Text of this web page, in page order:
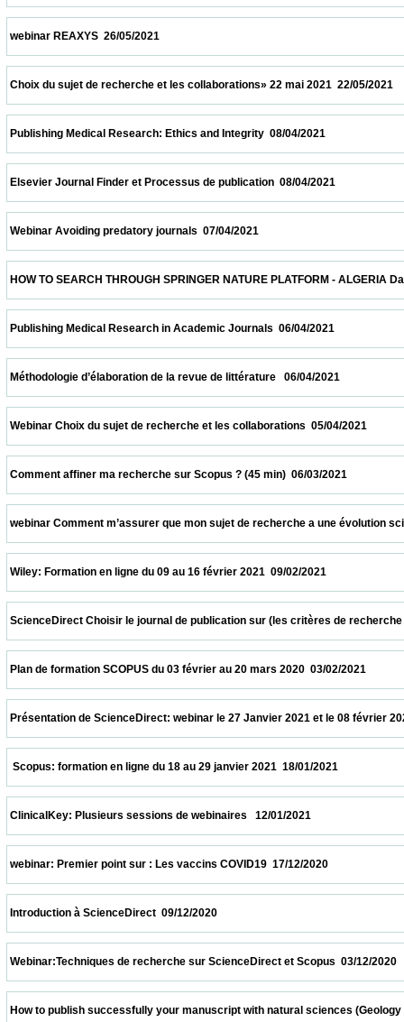
webinar REAXYS  26/05/2021
Choix du sujet de recherche et les collaborations» 22 mai 2021
Publishing Medical Research: Ethics and Integrity  08/04/2021
Elsevier Journal Finder et Processus de publication  08/04/
Webinar Avoiding predatory journals  07/04/2021
HOW TO SEARCH THROUGH SPRINGER NATURE PLATFORM -
Publishing Medical Research in Academic Journals  06/04/
Méthodologie d’élaboration de la revue de littérature   06/04/
Webinar Choix du sujet de recherche et les collaborations  05/
Comment affiner ma recherche sur Scopus ? (45 min)  06/03/
webinar Comment m’assurer que mon sujet de recherche a une
Wiley: Formation en ligne du 09 au 16 février 2021  09/02/2021
ScienceDirect Choisir le journal de publication sur (les critères de
Plan de formation SCOPUS du 03 février au 20 mars 2020  03/
Présentation de ScienceDirect: webinar le 27 Janvier 2021 et le 08
Scopus: formation en ligne du 18 au 29 janvier 2021  18/01/
ClinicalKey: Plusieurs sessions de webinaires   12/01/2021
webinar: Premier point sur : Les vaccins COVID19  17/12/2020
Introduction à ScienceDirect  09/12/2020
Webinar:Techniques de recherche sur ScienceDirect et Scopus
How to publish successfully your manuscript with natural sciences